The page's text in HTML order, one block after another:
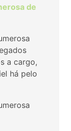
de
a cargo,
há pelo